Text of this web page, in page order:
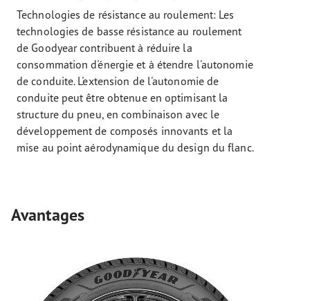
Technologies de résistance au roulement: Les
technologies de basse résistance au roulement
de Goodyear contribuent à réduire la
consommation d'énergie et à étendre l'autonomie
de conduite. L'extension de l'autonomie de
conduite peut être obtenue en optimisant la
structure du pneu, en combinaison avec le
développement de composés innovants et la
mise au point aérodynamique du design du flanc.
Avantages